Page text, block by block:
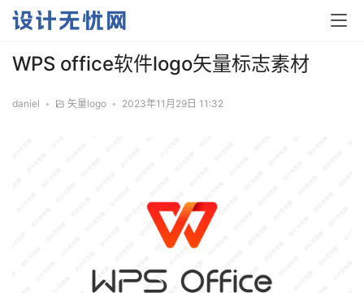
WPS office软件logo矢量标志素材
daniel • 矢量logo • 2023年11月29日 11:32